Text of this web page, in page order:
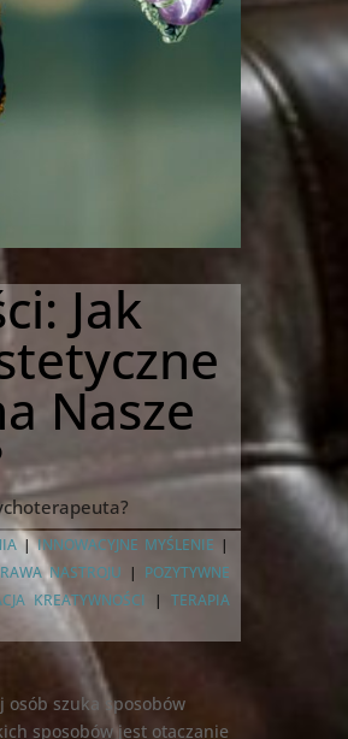
Jak
Nasze
|INNOWACYJNE MYŚLENIE |
NASTROJU | POZYTYWNE
KREATYWNOŚCI | TERAPIA
osób szuka sposobów
sposobów jest otaczanie